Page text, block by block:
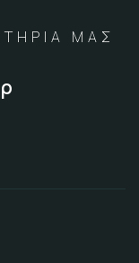
ΜΑΣ